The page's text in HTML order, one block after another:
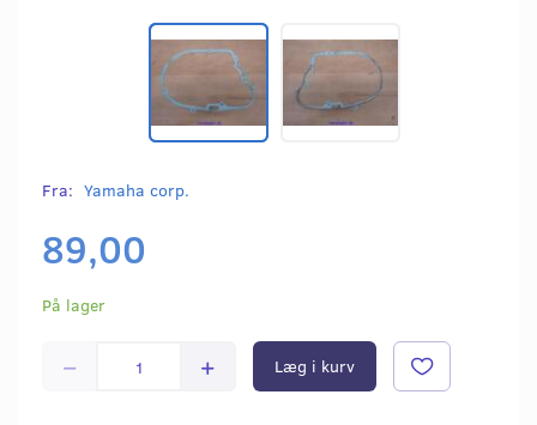
Fra: Yamaha corp.
89,00
På lager
Læg i kurv